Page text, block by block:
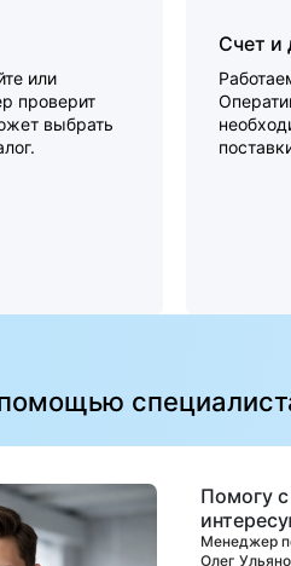
или
проверит
выбрать
Счет и
Помогу
Менеджер
Олег